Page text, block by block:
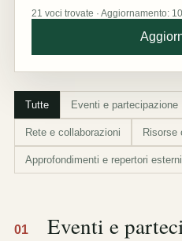
21 voci trovate · Aggiornamento:
Tutte Eventi e partecipazione
Rete e collaborazioni Risorse
Approfondimenti e repertori esterni
01 Eventi e